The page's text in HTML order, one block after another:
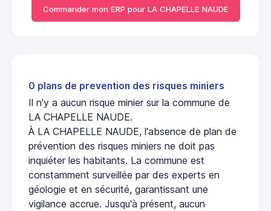
Commander mon ERP pour LA CHAPELLE NAUDE
0 plans de prevention des risques miniers
Il n'y a aucun risque minier sur la commune de
LA CHAPELLE NAUDE.
À LA CHAPELLE NAUDE, l'absence de plan de
prévention des risques miniers ne doit pas
inquiéter les habitants. La commune est
constamment surveillée par des experts en
géologie et en sécurité, garantissant une
vigilance accrue. Jusqu'à présent, aucun